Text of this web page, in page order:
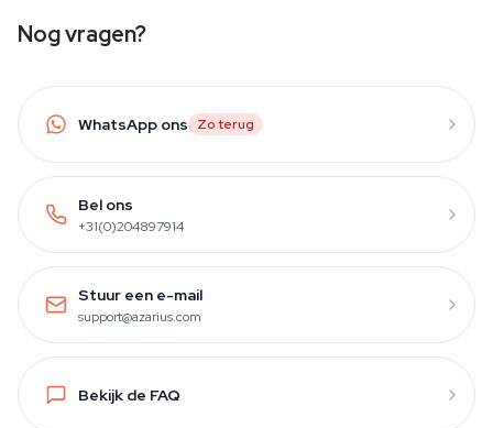
Nog vragen?
WhatsApp ons Zo terug
Bel ons
+31(0)204897914
Stuur een e-mail
support@azarius.com
Bekijk de FAQ